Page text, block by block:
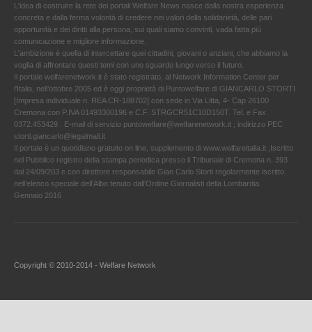
L'idea di costruire la rete dei portali Welfare News nasce dalla nostra esperienza
concreta e dalla ferma volontà di credere nei valori della solidarietà, delle pari
opportunità e dei diritti alla persona, sui quali siamo convinti, vada fatta più
comunicazione e migliore informazione.
L'ambizione è quella di intercettare quei cittadini, giovani o anziani, che abbiamo la
voglia di affrontare questi temi con uno sguardo lungo verso il futuro.
Il portale welfarenetwork.it è stato registrato, al Network Information Center per
l'Italia, nell’ottobre 2005 ed è oggi proprietà di Puntowelfare di GIANCARLO STORTI
[Impresa individuale n. REA CR-188702] con sede in Via Litta, 4- Cap 26100
Cremona con P.IVA 01493300196 e C.F. STRGCR51C10D150T. Tel. e Fax
0372.453429 . E-mail di servizio puntowelfare@welfarenetwork.it ; indirizzo PEC
storti.giancarlo@legalmail.it
Il portale è un quotidiano gratuito on line, supplemento di www.welfareitalia.it ,Iscritto
nel Pubblico registro della stampa periodica presso il Tribunale di Cremona n. 393
dal 24/09/203 e con direttore responsabile Gian Carlo Storti regolarmente iscritto
nell’elenco speciale dell’Albo tenuto dall’Ordine Giornalisti della Lombardia.
Gennaio 2016
Copyright © 2010-2014 - Welfare Network